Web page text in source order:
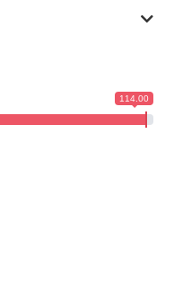
Rozwiń
114.00